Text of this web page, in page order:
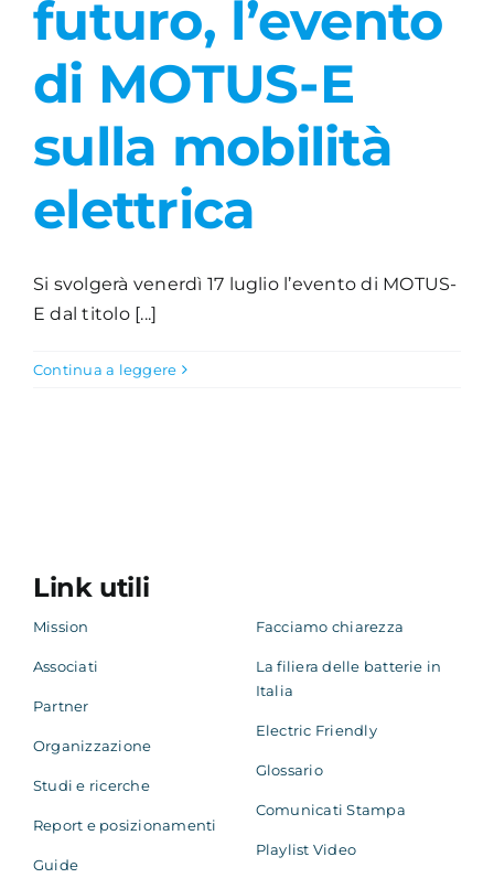
Academy
futuro, l’evento
di MOTUS-E
sulla mobilità
elettrica
Si svolgerà venerdì 17 luglio l’evento di MOTUS-
E dal titolo [...]
Continua a leggere
Link utili
Mission
Associati
Partner
Organizzazione
Studi e ricerche
Report e posizionamenti
Guide
Facciamo chiarezza
La filiera delle batterie in
Italia
Electric Friendly
Glossario
Comunicati Stampa
Playlist Video